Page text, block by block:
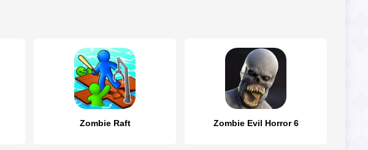
Zombie Raft Zombie Evil Horror 6